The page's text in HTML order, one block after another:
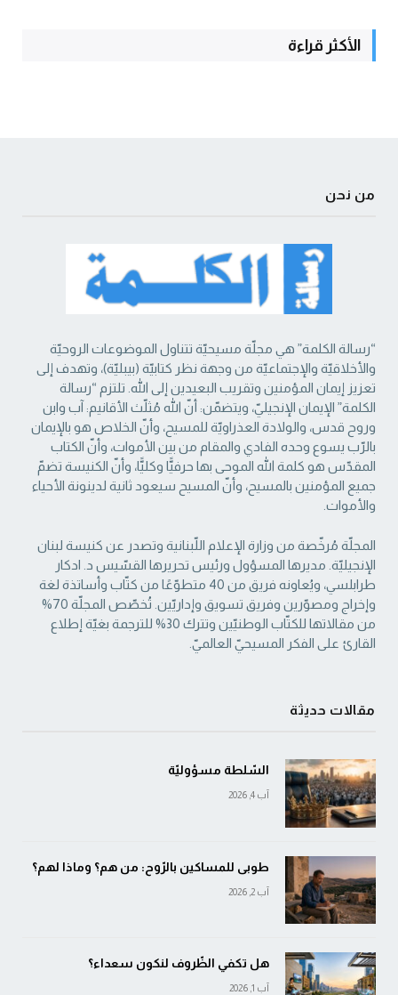
الأكثر قراءة
من نحن
“رسالة الكلمة” هي مجلّة مسيحيّة تتناول الموضوعات الروحيّة
والأخلاقيّة والإجتماعيّة من ‏وجهة نظر كتابيّة (بيبليّة)، وتهدف إلى
تعزيز إيمان المؤمنين وتقريب البعيدين إلى الله. تلتزم “رسالة
‏الكلمة” الإيمان الإنجيليّ، ويتضمّن: أنّ الله مُثلّث الأقانيم: آب وابن
وروح قدس، والولادة العذراويّة ‏للمسيح، وأنّ الخلاص هو بالإيمان
بالرّب يسوع وحده الفادي والمقام من بين الأموات، وأنّ الكتاب
‏المقدّس هو كلمة الله الموحى بها حرفيًّا وكليًّا، وأنّ الكنيسة تضمّ
جميع المؤمنين بالمسيح، وأنّ المسيح ‏سيعود ثانية لدينونة الأحياء
والأموات. ‏
المجلّة مُرخّصة من وزارة الإعلام اللّبنانية وتصدر عن كنيسة لبنان
الإنجيليّة. مديرها المسؤول ‏ورئيس تحريرها القسّيس د. ادكار
طرابلسي، ويُعاونه فريق من 40 متطوّعًا من كتّاب وأساتذة لغة
‏وإخراج ومصوّرين وفريق تسويق وإداريّين. تُخصّص المجلّة 70%
من مقالاتها للكتّاب الوطنيّين ‏وتترك 30% للترجمة بغيّة إطلاع
القارئ على الفكر المسيحيّ العالميّ.‏
مقالات حديثة
السّلطة مسؤوليّة
آب 4, 2026
طوبى للمساكين بالرّوح: من هم؟ وماذا لهم؟
آب 2, 2026
هل تكفي الظّروف لنكون سعداء؟
آب 1, 2026